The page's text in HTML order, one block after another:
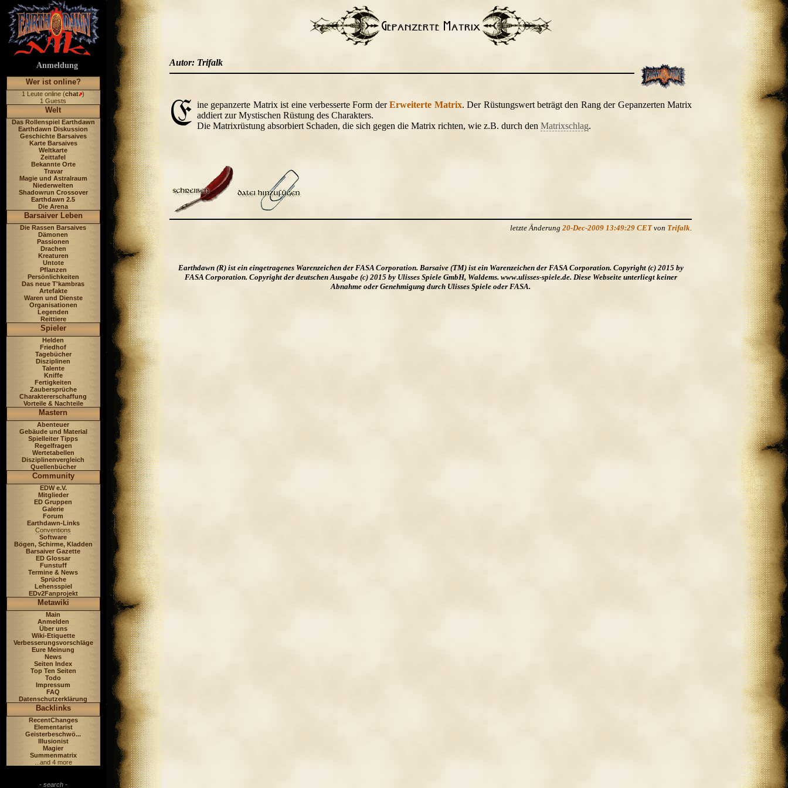
Anmeldung
Wer ist online?
1 Leute online (chat )
1 Guests
Welt
Das Rollenspiel Earthdawn
Earthdawn Diskussion
Geschichte Barsaives
Karte Barsaives
Weltkarte
Zeittafel
Bekannte Orte
Travar
Magie und Astralraum
Niederwelten
Shadowrun Crossover
Earthdawn 2.5
Die Arena
Barsaiver Leben
Die Rassen Barsaives
Dämonen
Passionen
Drachen
Kreaturen
Untote
Pflanzen
Persönlichkeiten
Das neue T'kambras
Artefakte
Waren und Dienste
Organisationen
Legenden
Reittiere
Spieler
Helden
Friedhof
Tagebücher
Disziplinen
Talente
Kniffe
Fertigkeiten
Zaubersprüche
Charaktererschaffung
Vorteile & Nachteile
Mastern
Abenteuer
Gebäude und Material
Spielleiter Tipps
Regelfragen
Wertetabellen
Disziplinenvergleich
Quellenbücher
Community
EDW e.V.
Mitglieder
ED Gruppen
Galerie
Forum
Earthdawn-Links
Conventions
Software
Bögen, Schirme, Kladden
Barsaiver Gazette
ED Glossar
Funstuff
Termine & News
Sprüche
Lehensspiel
EDv2Fanprojekt
Metawiki
Main
Anmelden
Über uns
Wiki-Etiquette
Verbesserungsvorschläge
Eure Meinung
News
Seiten Index
Top Ten Seiten
Todo
Impressum
FAQ
Datenschutzerklärung
Backlinks
RecentChanges
Elementarist
Geisterbeschwö...
Illusionist
Magier
Summenmatrix
...and 4 more
- search -
Autor: Trifalk
ine gepanzerte Matrix ist eine verbesserte Form derErweiterte Matrix. Der Rüstungswert beträgt den Rang der Gepanzerten Matrix
addiert zur Mystischen Rüstung des Charakters.
Die Matrixrüstung absorbiert Schaden, die sich gegen die Matrix richten, wie z.B. durch den Matrixschlag.
letzte Änderung 20-Dec-2009 13:49:29 CETvon Trifalk.
Earthdawn (R) ist ein eingetragenes Warenzeichen der FASA Corporation. Barsaive (TM) ist ein Warenzeichen der FASA Corporation. Copyright (c) 2015 by
FASA Corporation. Copyright der deutschen Ausgabe (c) 2015 by Ulisses Spiele GmbH, Waldems. www.ulisses-spiele.de. Diese Webseite unterliegt keiner
Abnahme oder Genehmigung durch Ulisses Spiele oder FASA.